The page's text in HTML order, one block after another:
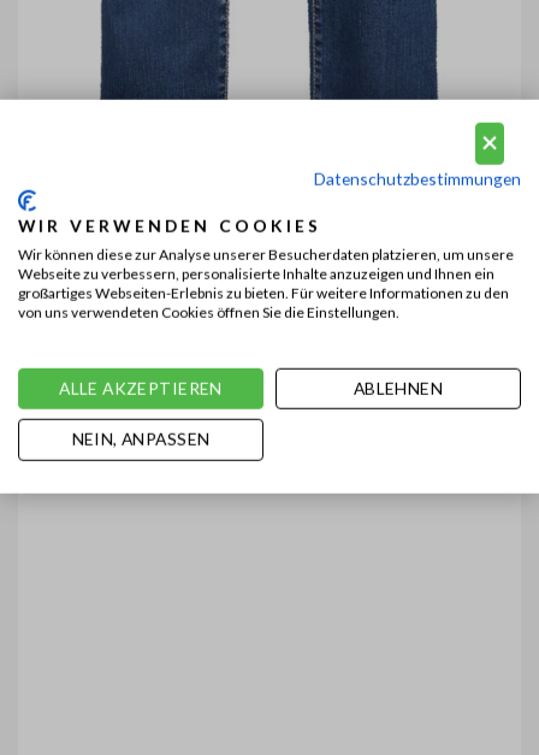
Datenschutzbestimmungen
WIR VERWENDEN COOKIES
Wir können diese zur Analyse unserer Besucherdaten platzieren, um unsere
Webseite zu verbessern, personalisierte Inhalte anzuzeigen und Ihnen ein
großartiges Webseiten-Erlebnis zu bieten. Für weitere Informationen zu den
von uns verwendeten Cookies öffnen Sie die Einstellungen.
ALLE AKZEPTIEREN ABLEHNEN
NEIN, ANPASSEN